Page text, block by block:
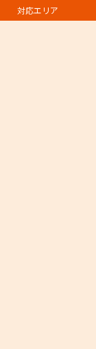
対応エリア